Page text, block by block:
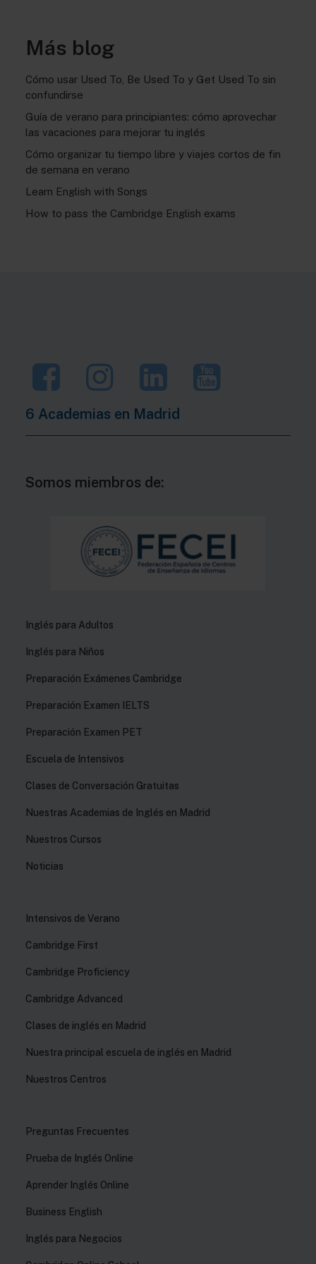
Más blog
Cómo usar Used To, Be Used To y Get Used To sin
confundirse
Guía de verano para principiantes: cómo aprovechar
las vacaciones para mejorar tu inglés
Cómo organizar tu tiempo libre y viajes cortos de fin
de semana en verano
Learn English with Songs
How to pass the Cambridge English exams
6 Academias en Madrid
Somos miembros de:
Inglés para Adultos
Inglés para Niños
Preparación Exámenes Cambridge
Preparación Examen IELTS
Preparación Examen PET
Escuela de Intensivos
Clases de Conversación Gratuitas
Nuestras Academias de Inglés en Madrid
Nuestros Cursos
Noticias
Intensivos de Verano
Cambridge First
Cambridge Proficiency
Cambridge Advanced
Clases de inglés en Madrid
Nuestra principal escuela de inglés en Madrid
Nuestros Centros
Preguntas Frecuentes
Prueba de Inglés Online
Aprender Inglés Online
Business English
Inglés para Negocios